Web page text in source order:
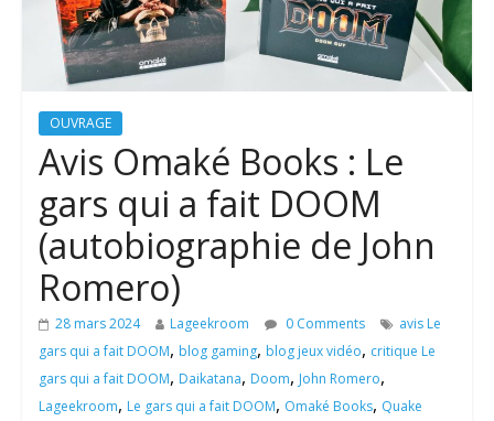
OUVRAGE
Avis Omaké Books : Le
gars qui a fait DOOM
(autobiographie de John
Romero)
28 mars 2024 Lageekroom 0 Comments
avis Le
gars qui a fait DOOM, blog gaming, blog jeux vidéo, critique Le
gars qui a fait DOOM, Daikatana, Doom, John Romero,
Lageekroom, Le gars qui a fait DOOM, Omaké Books, Quake